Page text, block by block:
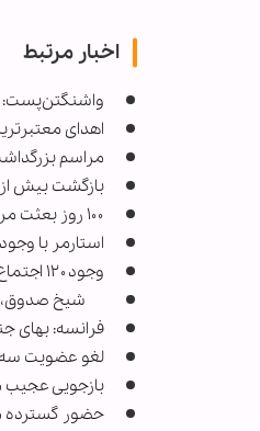
اخبار مرتبط
واشنگتن‌پست:
اهدای
مراسم
بازگشت بیش از ۵ هزار مهاجر به افغانستان در یک روز
۱۰۰ روز بعثت مردم در پناه امام رضا(ع)/ مشهد، قلب تپنده مقاومت ایران و جهان تشیع
استارمر با
وجود ۱۲۰ اجتماع بزرگ و ۴۰۰ اجتماع محلی در پایتخت
شیخ صدوق،
فرانسه: بهای
لغو عضویت سه
بازجویی عجیب
حضور گسترده